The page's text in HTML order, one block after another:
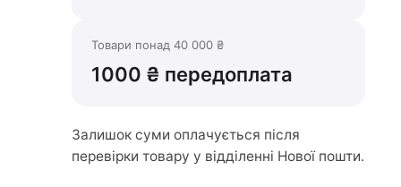
Товари понад 40 000 ₴
1000 ₴ передоплата
Залишок суми оплачується після
перевірки товару у відділенні Нової пошти.